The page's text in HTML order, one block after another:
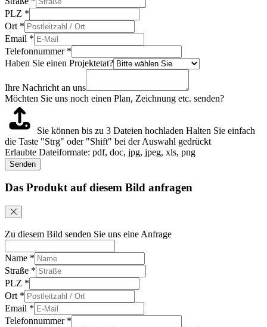
PLZ *
Ort *
Email *
Telefonnummer *
Haben Sie einen Projektetat?
Ihre Nachricht an uns
Möchten Sie uns noch einen Plan, Zeichnung etc. senden?
Sie können bis zu 3 Dateien hochladen Halten Sie einfach
die Taste "Strg" oder "Shift" bei der Auswahl gedrückt
Erlaubte Dateiformate: pdf, doc, jpg, jpeg, xls, png
Senden
Das Produkt auf diesem Bild anfragen
Zu diesem Bild senden Sie uns eine Anfrage
Name *
Straße *
PLZ *
Ort *
Email *
Telefonnummer *